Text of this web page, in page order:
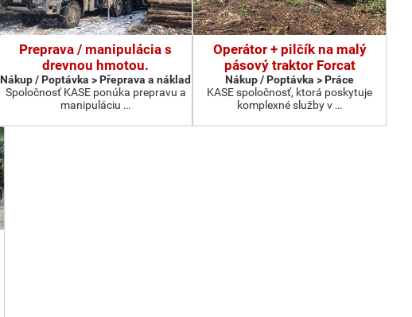
Preprava / manipulácia s
drevnou hmotou.
Nákup / Poptávka > Přeprava a náklad
Spoločnosť KASE ponúka prepravu a
manipuláciu …
Operátor + pilčík na malý
pásový traktor Forcat
Nákup / Poptávka > Práce
KASE spoločnosť, ktorá poskytuje
komplexné služby v …